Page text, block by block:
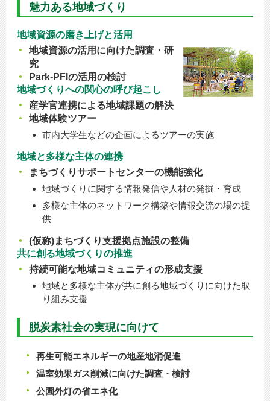
魅力ある地域づくり
地域資源の磨き上げと活用
地域資源の活用に向けた調査・研
究
Park-PFIの活用の検討
地域づくりへの関心の呼び起こし
産学官連携による地域課題の解決
地域体験ツアー
市内大学生などの企画によるツアーの実施
地域と多様な主体の連携
まちづくりサポートセンターの機能強化
地域づくりに関する情報発信や人材の発掘・育成
多様な主体のネットワーク構築や情報交流の場の提
供
(仮称)まちづくり支援拠点施設の整備
共に創る地域づくりの推進
持続可能な地域コミュニティの形成支援
地域と多様な主体が共に創る地域づくりに向けた取
り組み支援
脱炭素社会の実現に向けて
再生可能エネルギーの地産地消促進
温室効果ガス削減に向けた調査・検討
公園外灯の省エネ化